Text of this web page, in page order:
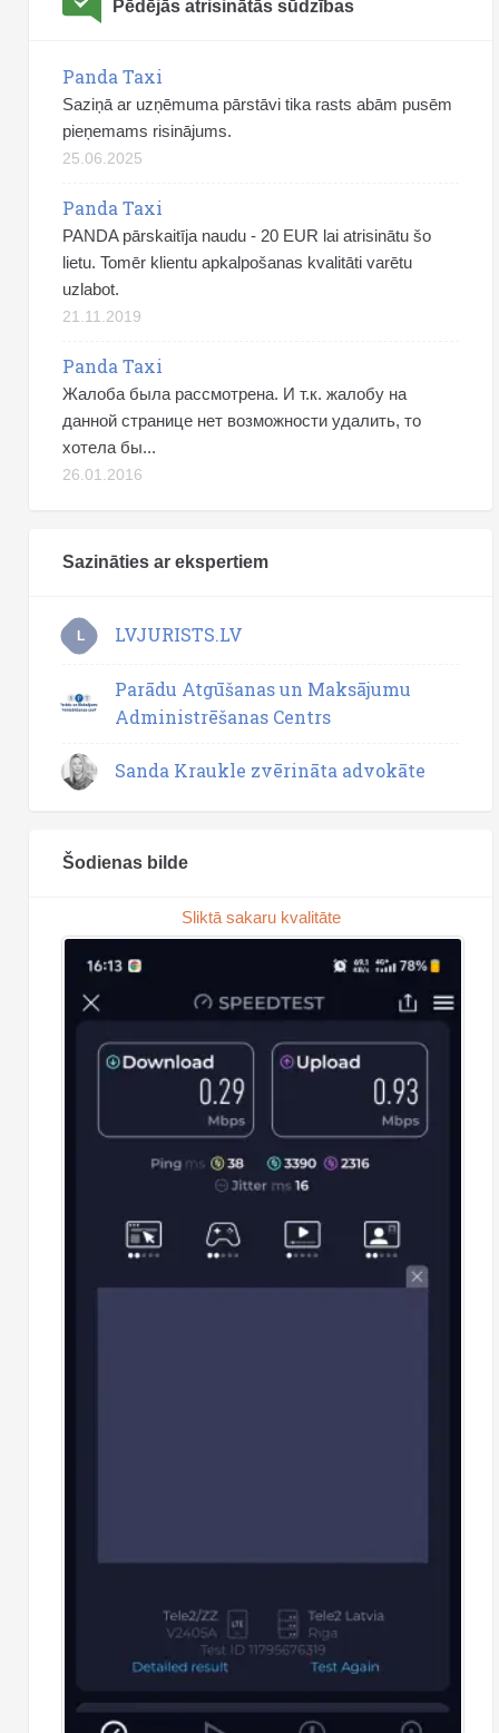
Pēdējās atrisinātās sūdzības
Panda Taxi
Saziņā ar uzņēmuma pārstāvi tika rasts abām pusēm
pieņemams risinājums.
25.06.2025
Panda Taxi
PANDA pārskaitīja naudu - 20 EUR lai atrisinātu šo
lietu. Tomēr klientu apkalpošanas kvalitāti varētu
uzlabot.
21.11.2019
Panda Taxi
Жалоба была рассмотрена. И т.к. жалобу на
данной странице нет возможности удалить, то
хотела бы...
26.01.2016
Sazināties ar ekspertiem
L LVJURISTS.LV
Parādu Atgūšanas un Maksājumu
Administrēšanas Centrs
Sanda Kraukle zvērināta advokāte
Šodienas bilde
Sliktā sakaru kvalitāte